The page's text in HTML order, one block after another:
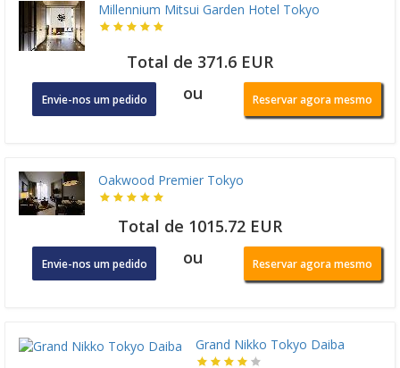
Millennium Mitsui Garden Hotel Tokyo
Total de 371.6 EUR
Envie-nos um pedido ou Reservar agora mesmo
Oakwood Premier Tokyo
Total de 1015.72 EUR
Envie-nos um pedido ou Reservar agora mesmo
Grand Nikko Tokyo Daiba